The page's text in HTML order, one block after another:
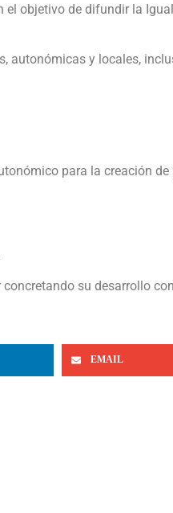
el objetivo de difundir la
autonómicas y locales,
para la creación de
su desarrollo
EMAIL